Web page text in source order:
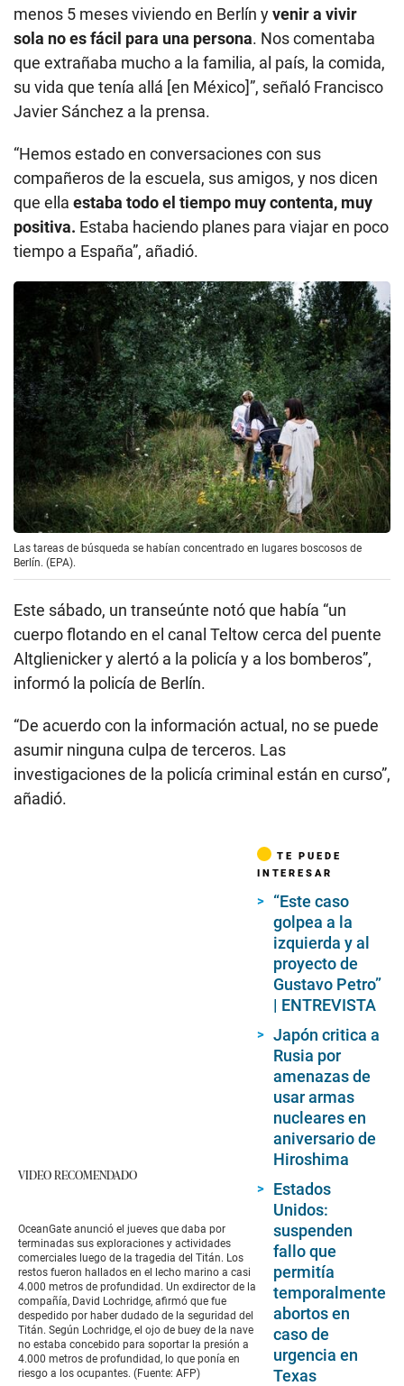
menos 5 meses viviendo en Berlín yvenir a vivir
sola no es fácil para una persona. Nos comentaba
que extrañaba mucho a la familia, al país, la comida,
su vida que tenía allá [en México]”, señaló Francisco
Javier Sánchez a la prensa.
“Hemos estado en conversaciones con sus
compañeros de la escuela, sus amigos, y nos dicen
que ella estaba todo el tiempo muy contenta, muy
positiva. Estaba haciendo planes para viajar en poco
tiempo a España”, añadió.
Las tareas de búsqueda se habían concentrado en lugares boscosos de
Berlín. (EPA).
Este sábado, un transeúnte notó que había “un
cuerpo flotando en el canal Teltow cerca del puente
Altglienicker y alertó a la policía y a los bomberos”,
informó la policía de Berlín.
“De acuerdo con la información actual, no se puede
asumir ninguna culpa de terceros. Las
investigaciones de la policía criminal están en curso”,
añadió.
VIDEO RECOMENDADO
OceanGate anunció el jueves que daba por
terminadas sus exploraciones y actividades
comerciales luego de la tragedia del Titán. Los
restos fueron hallados en el lecho marino a casi
4.000 metros de profundidad. Un exdirector de la
compañía, David Lochridge, afirmó que fue
despedido por haber dudado de la seguridad del
Titán. Según Lochridge, el ojo de buey de la nave
no estaba concebido para soportar la presión a
4.000 metros de profundidad, lo que ponía en
riesgo a los ocupantes. (Fuente: AFP)
TE PUEDE
INTERESAR
“Este caso
golpea a la
izquierda y al
proyecto de
Gustavo Petro”
| ENTREVISTA
Japón critica a
Rusia por
amenazas de
usar armas
nucleares en
aniversario de
Hiroshima
Estados
Unidos:
suspenden
fallo que
permitía
temporalmente
abortos en
caso de
urgencia en
Texas